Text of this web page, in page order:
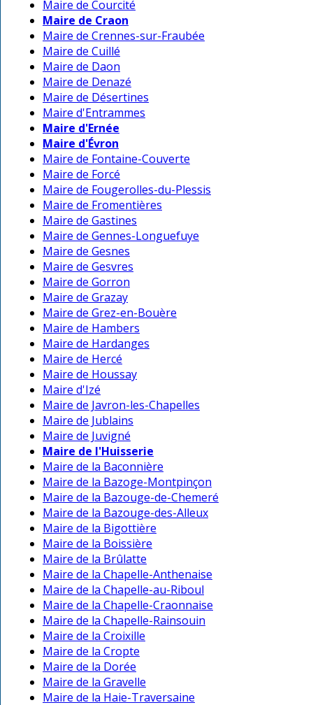
Maire de Courcité
Maire de Craon
Maire de Crennes-sur-Fraubée
Maire de Cuillé
Maire de Daon
Maire de Denazé
Maire de Désertines
Maire d'Entrammes
Maire d'Ernée
Maire d'Évron
Maire de Fontaine-Couverte
Maire de Forcé
Maire de Fougerolles-du-Plessis
Maire de Fromentières
Maire de Gastines
Maire de Gennes-Longuefuye
Maire de Gesnes
Maire de Gesvres
Maire de Gorron
Maire de Grazay
Maire de Grez-en-Bouère
Maire de Hambers
Maire de Hardanges
Maire de Hercé
Maire de Houssay
Maire d'Izé
Maire de Javron-les-Chapelles
Maire de Jublains
Maire de Juvigné
Maire de l'Huisserie
Maire de la Baconnière
Maire de la Bazoge-Montpinçon
Maire de la Bazouge-de-Chemeré
Maire de la Bazouge-des-Alleux
Maire de la Bigottière
Maire de la Boissière
Maire de la Brûlatte
Maire de la Chapelle-Anthenaise
Maire de la Chapelle-au-Riboul
Maire de la Chapelle-Craonnaise
Maire de la Chapelle-Rainsouin
Maire de la Croixille
Maire de la Cropte
Maire de la Dorée
Maire de la Gravelle
Maire de la Haie-Traversaine